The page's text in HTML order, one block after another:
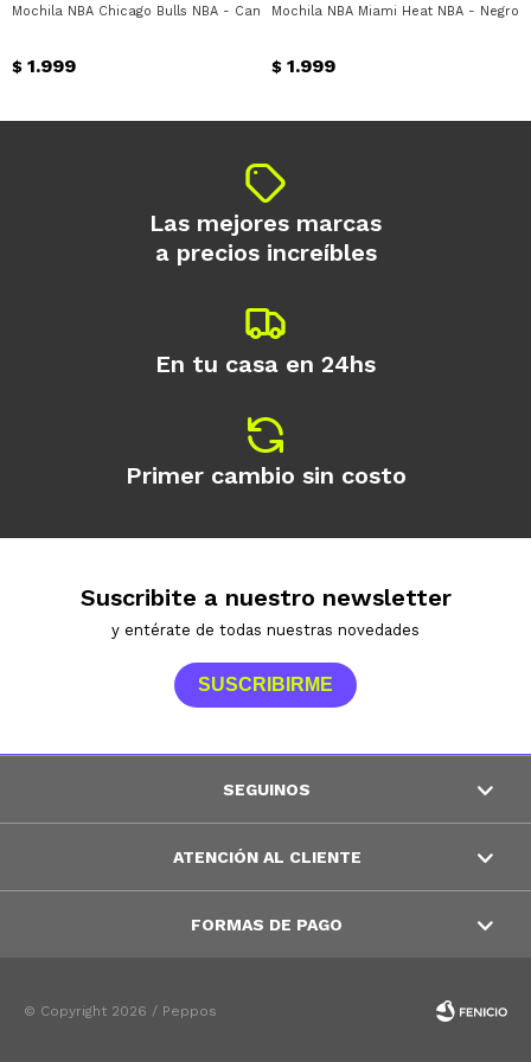
Mochila NBA Chicago Bulls NBA - Camuflado - Rojo
$ 1.999
Mochila NBA Miami Heat NBA - Negro
$ 1.999
Las mejores marcas
a precios increíbles
En tu casa en 24hs
Primer cambio sin costo
Suscribite a nuestro newsletter
y entérate de todas nuestras novedades
SUSCRIBIRME
SEGUINOS
ATENCIÓN AL CLIENTE
FORMAS DE PAGO
© Copyright 2026 / Peppos